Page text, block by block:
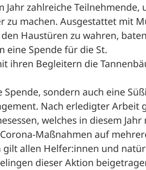
Jahr zahlreiche Teilnehmende,
zu machen. Ausgestattet mit
Haustüren zu wahren,
eine Spende für die St.
ihren Begleitern die
sondern auch eine
Nach erledigter Arbeit
welches in diesem Jahr
Maßnahmen auf
gilt allen Helfer:innen und
dieser Aktion